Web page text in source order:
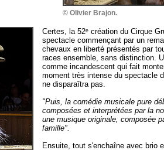
© Olivier Brajon.
Certes, la 52ᵉ création du Cirque
spectacle commençant par un
chevaux en liberté présentés par
races ensemble, sans distinction.
comme incandescent qui fait
moment très intense du spectacle
ne disparaîtra pas.
"Puis, la comédie musicale pure
composées et interprétées par la
une musique originale, composée
famille".
Ensuite, tout s'enchaîne avec brio